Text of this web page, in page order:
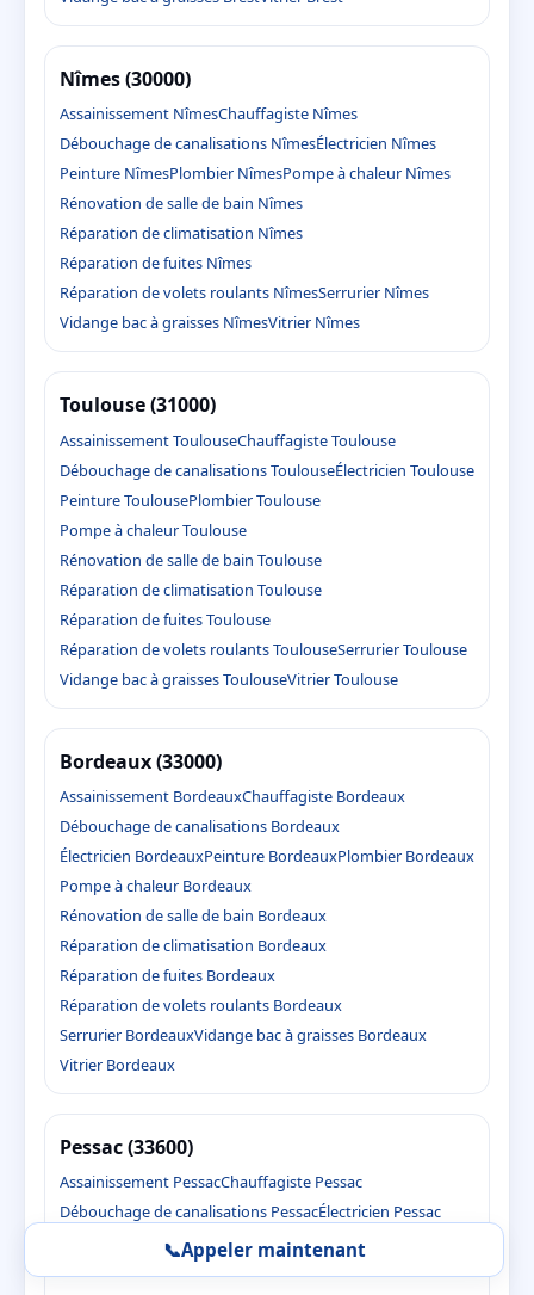
Nîmes (30000)
Assainissement NîmesChauffagiste Nîmes
Débouchage de canalisations NîmesÉlectricien Nîmes
Peinture NîmesPlombier NîmesPompe à chaleur Nîmes
Rénovation de salle de bain Nîmes
Réparation de climatisation Nîmes
Réparation de fuites Nîmes
Réparation de volets roulants NîmesSerrurier Nîmes
Vidange bac à graisses NîmesVitrier Nîmes
Toulouse (31000)
Assainissement ToulouseChauffagiste Toulouse
Débouchage de canalisations ToulouseÉlectricien Toulouse
Peinture ToulousePlombier Toulouse
Pompe à chaleur Toulouse
Rénovation de salle de bain Toulouse
Réparation de climatisation Toulouse
Réparation de fuites Toulouse
Réparation de volets roulants ToulouseSerrurier Toulouse
Vidange bac à graisses ToulouseVitrier Toulouse
Bordeaux (33000)
Assainissement BordeauxChauffagiste Bordeaux
Débouchage de canalisations Bordeaux
Électricien BordeauxPeinture BordeauxPlombier Bordeaux
Pompe à chaleur Bordeaux
Rénovation de salle de bain Bordeaux
Réparation de climatisation Bordeaux
Réparation de fuites Bordeaux
Réparation de volets roulants Bordeaux
Serrurier BordeauxVidange bac à graisses Bordeaux
Vitrier Bordeaux
Pessac (33600)
Assainissement PessacChauffagiste Pessac
Débouchage de canalisations PessacÉlectricien Pessac
Peinture Pessac Plombier PessacPompe à chaleur Pessac
Rénovation de salle de bain Pessac
📞Appeler maintenant